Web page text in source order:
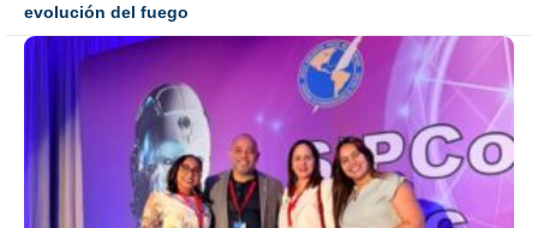
evolución del fuego